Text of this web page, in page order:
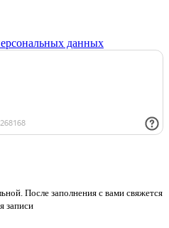
данных
После заполнения с вами свяжется
записи